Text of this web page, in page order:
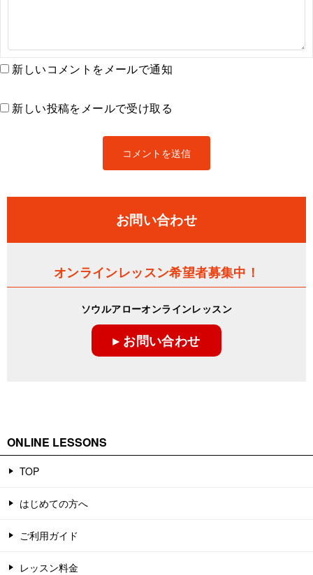
新しいコメントをメールで通知
新しい投稿をメールで受け取る
お問い合わせ
オンラインレッスン希望者募集中！
ソウルアローオンラインレッスン
▸ お問い合わせ
ONLINE LESSONS
TOP
はじめての方へ
ご利用ガイド
レッスン料金